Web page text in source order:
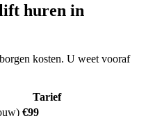
huren in
kosten. U weet vooraf
Tarief
€99